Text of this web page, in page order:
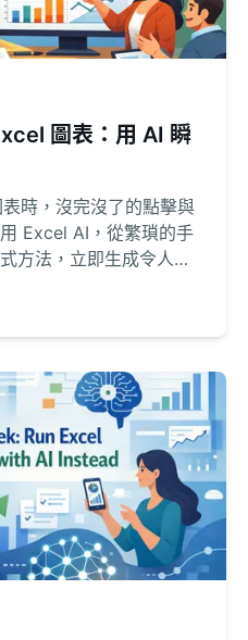
圖表：用 AI 瞬
時，沒完沒了的點擊與
Excel AI，從繁瑣的手
方法，立即生成令人驚